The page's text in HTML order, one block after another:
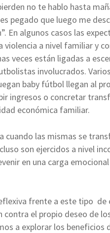
no te hablo hasta
pegado que luego me
En algunos casos las
violencia a nivel familiar y
veces están ligadas a
involucrados.
baby fútbol llegan al
ingresos o concretar
económica familiar.
cuando las mismas se
son ejercidos a nivel
en una carga
frente a este tipo de
contra el propio deseo de
a explorar los beneficios